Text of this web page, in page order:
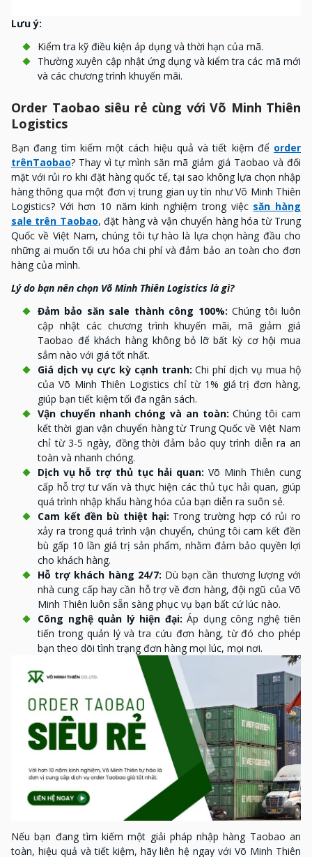
Lưu ý:
Kiểm tra kỹ điều kiện áp dụng và thời hạn của mã.
Thường xuyên cập nhật ứng dụng và kiểm tra các mã mới
và các chương trình khuyến mãi.
Order Taobao siêu rẻ cùng với Võ Minh Thiên
Logistics
Bạn đang tìm kiếm một cách hiệu quả và tiết kiệm để order
trênTaobao? Thay vì tự mình săn mã giảm giá Taobao và đối
mặt với rủi ro khi đặt hàng quốc tế, tại sao không lựa chọn nhập
hàng thông qua một đơn vị trung gian uy tín như Võ Minh Thiên
Logistics? Với hơn 10 năm kinh nghiệm trong việc săn hàng
sale trên Taobao, đặt hàng và vận chuyển hàng hóa từ Trung
Quốc về Việt Nam, chúng tôi tự hào là lựa chọn hàng đầu cho
những ai muốn tối ưu hóa chi phí và đảm bảo an toàn cho đơn
hàng của mình.
Lý do bạn nên chọn Võ Minh Thiên Logistics là gì?
Đảm bảo săn sale thành công 100%:Chúng tôi luôn
cập nhật các chương trình khuyến mãi, mã giảm giá
Taobao để khách hàng không bỏ lỡ bất kỳ cơ hội mua
sắm nào với giá tốt nhất.
Giá dịch vụ cực kỳ cạnh tranh:Chi phí dịch vụ mua hộ
của Võ Minh Thiên Logistics chỉ từ 1% giá trị đơn hàng,
giúp bạn tiết kiệm tối đa ngân sách.
Vận chuyển nhanh chóng và an toàn:Chúng tôi cam
kết thời gian vận chuyển hàng từ Trung Quốc về Việt Nam
chỉ từ 3-5 ngày, đồng thời đảm bảo quy trình diễn ra an
toàn và nhanh chóng.
Dịch vụ hỗ trợ thủ tục hải quan: Võ Minh Thiên cung
cấp hỗ trợ tư vấn và thực hiện các thủ tục hải quan, giúp
quá trình nhập khẩu hàng hóa của bạn diễn ra suôn sẻ.
Cam kết đền bù thiệt hại: Trong trường hợp có rủi ro
xảy ra trong quá trình vận chuyển, chúng tôi cam kết đền
bù gấp 10 lần giá trị sản phẩm, nhằm đảm bảo quyền lợi
cho khách hàng.
Hỗ trợ khách hàng 24/7: Dù bạn cần thương lượng với
nhà cung cấp hay cần hỗ trợ về đơn hàng, đội ngũ của Võ
Minh Thiên luôn sẵn sàng phục vụ bạn bất cứ lúc nào.
Công nghệ quản lý hiện đại: Áp dụng công nghệ tiên
tiến trong quản lý và tra cứu đơn hàng, từ đó cho phép
bạn theo dõi tình trạng đơn hàng mọi lúc, mọi nơi.
Nếu bạn đang tìm kiếm một giải pháp nhập hàng Taobao an
toàn, hiệu quả và tiết kiệm, hãy liên hệ ngay với Võ Minh Thiên